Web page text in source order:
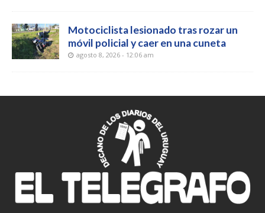
Motociclista lesionado tras rozar un
móvil policial y caer en una cuneta
agosto 8, 2026 - 12:06 am